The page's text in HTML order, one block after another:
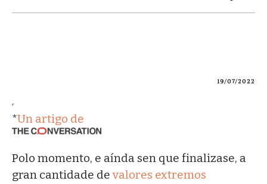
19/07/2022
*Un artigo de
Polo momento, e aínda sen que finalizase, a
gran cantidade devalores extremos